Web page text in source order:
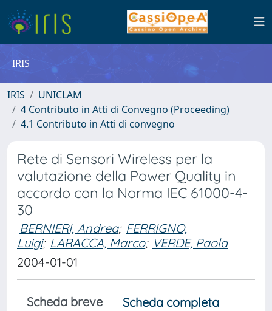
IRIS
IRIS
UNICLAM
4 Contributo in Atti di Convegno (Proceeding)
4.1 Contributo in Atti di convegno
Rete di Sensori Wireless per la
valutazione della Power Quality in
accordo con la Norma IEC 61000-4-
30
BERNIERI, Andrea; FERRIGNO,
Luigi; LARACCA, Marco; VERDE, Paola
2004-01-01
Scheda breve
Scheda completa